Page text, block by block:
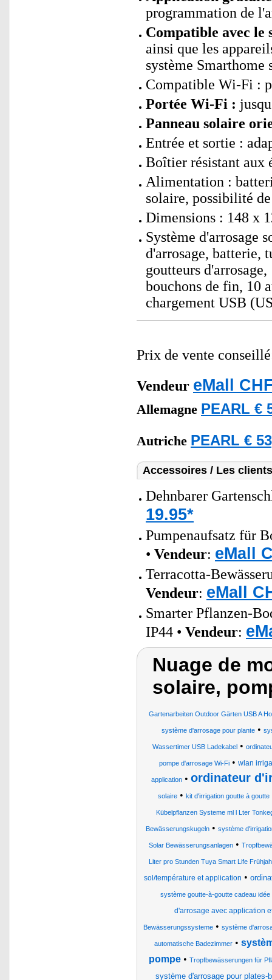
programmation de
Compatible avec le
ainsi que les
système Smarthome
Compatible Wi-Fi :
Portée Wi-Fi :
Panneau solaire
Entrée et sortie :
Boîtier résistant aux
Alimentation :
solaire, possibilité
Dimensions : 148 x
Système d'arrosage
d'arrosage, batterie,
goutteurs
bouchons de fin, 10
chargement USB
Prix de vente
Vendeur eMall
Allemagne PEARL €
Autriche PEARL €
Accessoires / Les
Dehnbarer
19.95*
Pumpenaufsatz für
• Vendeur: eMall
Terracotta-
Vendeur: eMall
Smarter Pflanzen-
IP44 • Vendeur:
Nuage de
solaire,
Gartenarbeiten Outdoor Gärten USB A
système d'arrosage pour plante•
Wassertimer USB Ladekabel•
pompe d'arrosage Wi-Fi• wlan
application• ordinateur
solaire• kit d'irrigation goutte à goutte
Kübelpflanzen Systeme ml l Lter
Bewässerungskugeln• système
Solar Bewässerungsanlagen •
Liter pro Stunden Tuya Smart Life
sol/température et application •
système goutte-à-goutte cadeau idée
d'arrosage avec application
Bewässerungssysteme • système
automatische Badezimmer•
pompe• Tropfbewässerungen für
système d'arrosage pour